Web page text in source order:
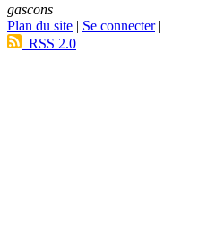
gascons
Plan du site | Se connecter|
RSS 2.0